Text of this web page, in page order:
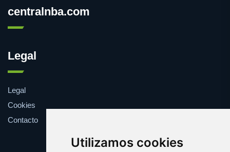
Utilizamos cookies
centralnba.com
Legal
Legal
Cookies
Contacto